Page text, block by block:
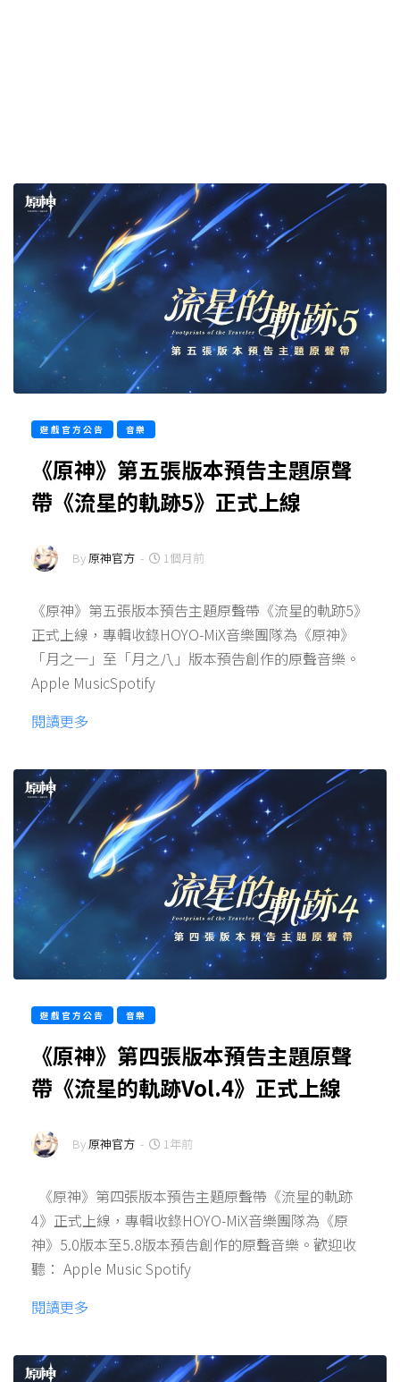
遊戲官方公告 音樂
《原神》第五張版本預告主題原聲
帶《流星的軌跡5》正式上線
By原神官方 - 1個月前
《原神》第五張版本預告主題原聲帶《流星的軌跡5》
正式上線，專輯收錄HOYO-MiX音樂團隊為《原神》
「月之一」至「月之八」版本預告創作的原聲音樂。
Apple MusicSpotify
閱讀更多
遊戲官方公告 音樂
《原神》第四張版本預告主題原聲
帶《流星的軌跡Vol.4》正式上線
By原神官方 - 1年前
《原神》第四張版本預告主題原聲帶《流星的軌跡
4》正式上線，專輯收錄HOYO-MiX音樂團隊為《原
神》5.0版本至5.8版本預告創作的原聲音樂。歡迎收
聽： Apple Music Spotify
閱讀更多